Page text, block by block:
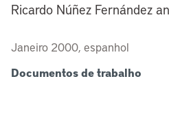
Ricardo Núñez Fernández
Janeiro 2000, espanhol
Documentos de trabalho